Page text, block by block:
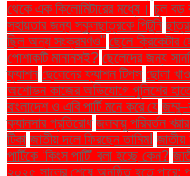
থেকে এক কিলোমিটারের মধ্যে। চুল বড়
সহায়তার জন্য স্কুলছাত্রকে পিটুনি
ছিল অন্য সংক্রমণও" ছেলে
পোশাকটি মানানসই? ছেলেদের জন্য
ফ্যাশন ছেলেদের ফ্যাশন টিপস ছোলা
অশোভন কাজের অভিযোগে পুলিশের
বাংলাদেশ ও এবি পার্টি মনে করে যে
ক্যানসার প্রতিরোধ জলবায়ু পরিবর্তন
টিকা জাতীয় দলে ফিরছেন তামিম! জাতীয়
পার্টিকে ‘কিংস পার্টি’ বলা হচ্ছে কেন?
২০২৫ সালের শেষে অনুষ্ঠিত হতে পারে: